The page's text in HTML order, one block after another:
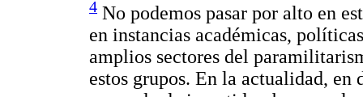
4 No podemos pasar por alto en
en instancias académicas,
amplios sectores del
estos grupos. En la actualidad, en